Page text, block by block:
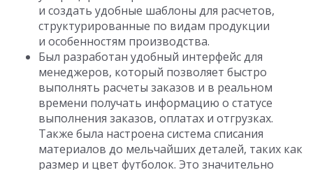
и создать удобные шаблоны для расчетов,
структурированные по видам продукции
и особенностям производства.
Был разработан удобный интерфейс для
менеджеров, который позволяет быстро
выполнять расчеты заказов и в реальном
времени получать информацию о статусе
выполнения заказов, оплатах и отгрузках.
Также была настроена система списания
материалов до мельчайших деталей, таких как
размер и цвет футболок. Это значительно